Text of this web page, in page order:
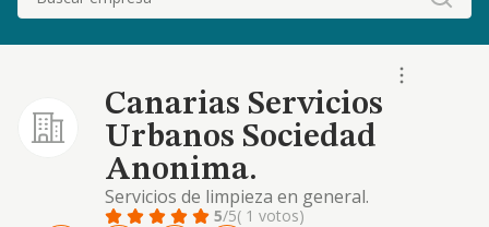
Canarias Servicios
Urbanos Sociedad
Anonima.
Servicios de limpieza en general.
5/5( 1 votos)